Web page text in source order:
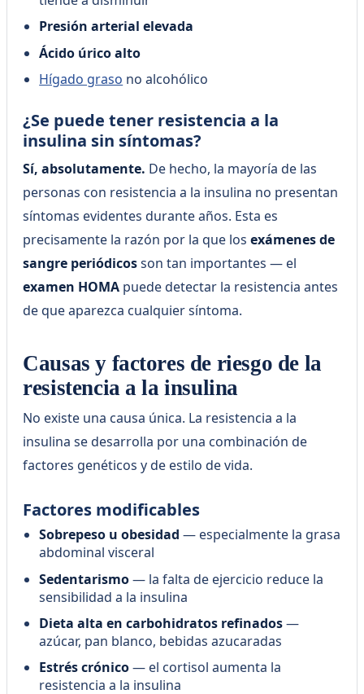
Presión arterial elevada
Ácido úrico alto
Hígado graso no alcohólico
¿Se puede tener resistencia a la
insulina sin síntomas?
Sí, absolutamente. De hecho, la mayoría de las
personas con resistencia a la insulina no presentan
síntomas evidentes durante años. Esta es
precisamente la razón por la que losexámenes de
sangre periódicosson tan importantes — el
examen HOMA puede detectar la resistencia antes
de que aparezca cualquier síntoma.
Causas y factores de riesgo de la
resistencia a la insulina
No existe una causa única. La resistencia a la
insulina se desarrolla por una combinación de
factores genéticos y de estilo de vida.
Factores modificables
Sobrepeso u obesidad — especialmente la grasa
abdominal visceral
Sedentarismo— la falta de ejercicio reduce la
sensibilidad a la insulina
Dieta alta en carbohidratos refinados—
azúcar, pan blanco, bebidas azucaradas
Estrés crónico— el cortisol aumenta la
resistencia a la insulina